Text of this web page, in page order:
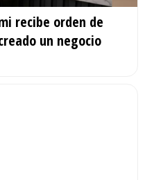
recibe orden de
un negocio